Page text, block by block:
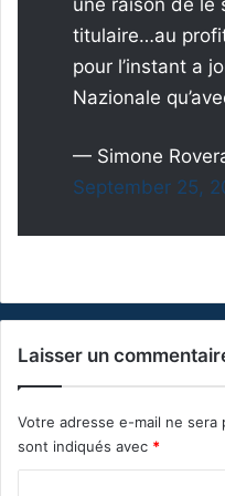
une raison de le
titulaire…au
pour l’instant a
Nazionale
— Simone
September 25,
Laisser un
Votre adresse e-mail ne sera
sont indiqués avec *